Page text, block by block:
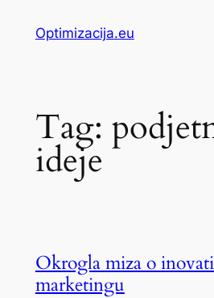
Optimizacija.eu
Tag:
ideje
Okrogla miza o
marketingu